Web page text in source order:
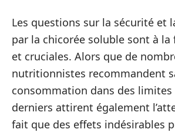
Les questions sur la sécurité et
par la chicorée soluble sont à
et cruciales. Alors que de
nutritionnistes recommandent
consommation dans des limites
derniers attirent également
fait que des effets indésirables